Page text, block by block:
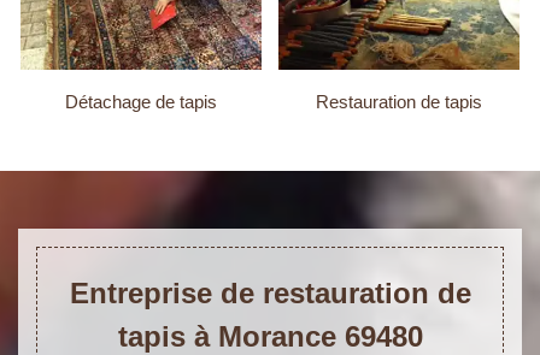
Détachage de tapis Restauration de tapis
Entreprise de restauration de
tapis à Morance 69480